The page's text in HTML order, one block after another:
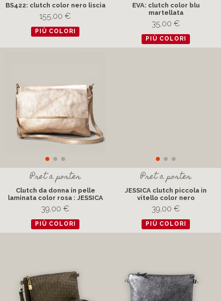
BS422: clutch color nero liscia
155,00 €
PIÙ COLORI
EVA: clutch color blu
martellata
35,00 €
PIÙ COLORI
Pret a porter
Clutch da donna in pelle
laminata color rosa : JESSICA
39,00 €
PIÙ COLORI
Pret a porter
JESSICA clutch piccola in
vitello color nero
39,00 €
PIÙ COLORI